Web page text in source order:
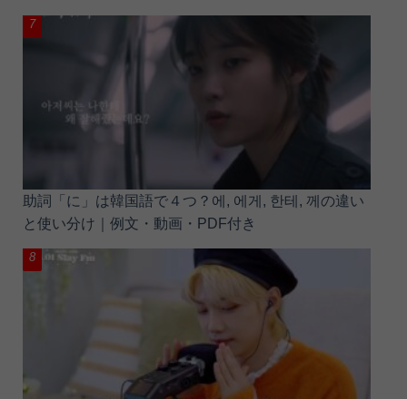
助詞「に」は韓国語で４つ？에, 에게, 한테, 께の違い
と使い分け｜例文・動画・PDF付き